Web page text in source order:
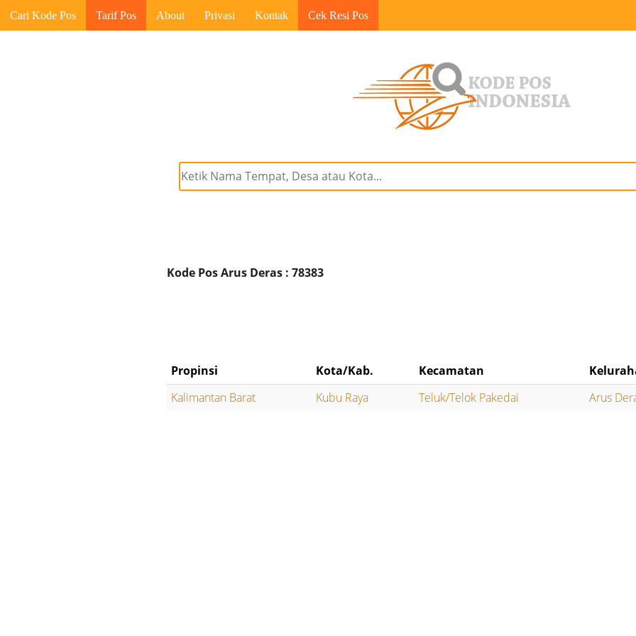
Cari Kode Pos Tarif Pos About Privasi Kontak Cek Resi Pos
Kode Pos Arus Deras : 78383
Propinsi Kota/Kab. Kecamatan
Kalimantan Barat
Kubu Raya Teluk/Telok Pakedai Arus